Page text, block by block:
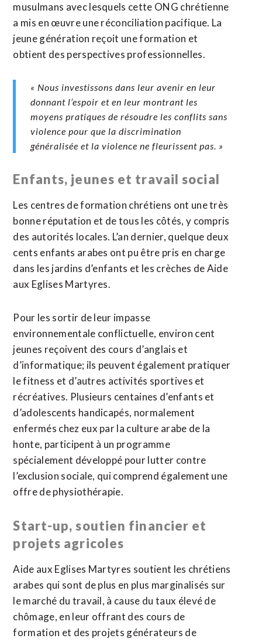
musulmans avec lesquels cette ONG chrétienne
a mis en œuvre une réconciliation pacifique. La
jeune génération reçoit une formation et
obtient des perspectives professionnelles.
« Nous investissons dans leur avenir en leur
donnant l’espoir et en leur montrant les
moyens pratiques de résoudre les conflits sans
violence pour que la discrimination
généralisée et la violence ne fleurissent pas. »
Enfants, jeunes et travail social
Les centres de formation chrétiens ont une très
bonne réputation et de tous les côtés, y compris
des autorités locales. L’an dernier, quelque deux
cents enfants arabes ont pu être pris en charge
dans les jardins d’enfants et les crèches de Aide
aux Eglises Martyres.
Pour les sortir de leur impasse
environnementale conflictuelle, environ cent
jeunes reçoivent des cours d’anglais et
d’informatique; ils peuvent également pratiquer
le fitness et d’autres activités sportives et
récréatives. Plusieurs centaines d’enfants et
d’adolescents handicapés, normalement
enfermés chez eux par la culture arabe de la
honte, participent à un programme
spécialement développé pour lutter contre
l’exclusion sociale, qui comprend également une
offre de physiothérapie.
Start-up, soutien financier et
projets agricoles
Aide aux Eglises Martyres soutient les chrétiens
arabes qui sont de plus en plus marginalisés sur
le marché du travail, à cause du taux élevé de
chômage, en leur offrant des cours de
formation et des projets générateurs de